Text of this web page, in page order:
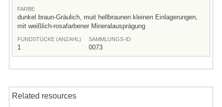
FARBE
dunkel braun-Gräulich, muit hellbraunen kleinen Einlagerungen,
mit weißlich-rosafarbener Mineralausprägung
FUNDSTÜCKE (ANZAHL)
1
SAMMLUNGS-ID
0073
Related resources